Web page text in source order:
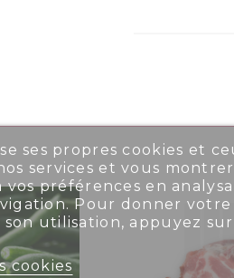
ses propres cookies et
services et vous
préférences en
Pour donner votre
utilisation, appuyez
cookies